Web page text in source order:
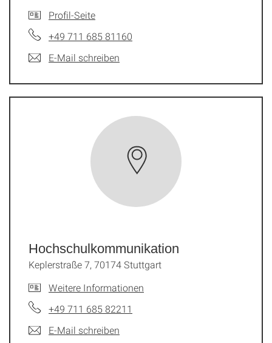
Profil-Seite
+49 711 685 81160
E-Mail schreiben
Hochschulkommunikation
Keplerstraße 7, 70174 Stuttgart
Weitere Informationen
+49 711 685 82211
E-Mail schreiben